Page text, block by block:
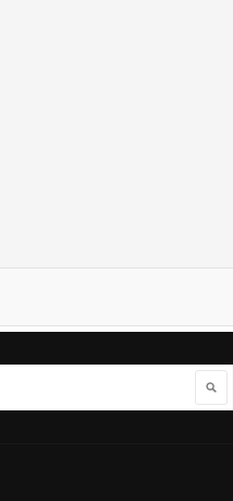
Αναζήτηση